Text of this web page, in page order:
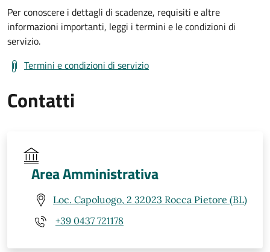
Per conoscere i dettagli di scadenze, requisiti e altre
informazioni importanti, leggi i termini e le condizioni di
servizio.
Termini e condizioni di servizio
Contatti
Area Amministrativa
Loc. Capoluogo, 2 32023 Rocca Pietore (BL)
+39 0437 721178